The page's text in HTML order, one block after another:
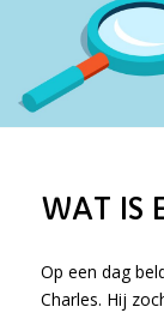
WAT IS
Op een dag
Charles. Hij